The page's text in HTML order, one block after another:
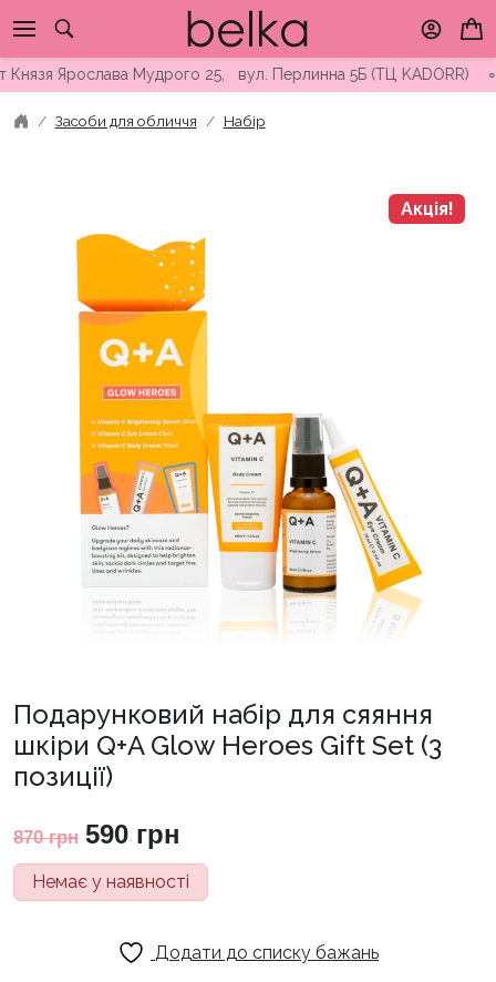
to
content
Мудрого 25, вул. Перлинна 5Б (ТЦ KADORR) ∘
Засоби для обличчя Набір
Акція!
Подарунковий набір для сяяння
шкіри Q+A Glow Heroes Gift Set (3
позиції)
870грн Оригінальна
ціна:
590 грн
ціна:
Немає у наявності
Додати до списку бажань